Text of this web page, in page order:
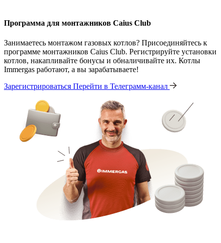
Программа для монтажников Caius Club
Занимаетесь монтажом газовых котлов? Присоединяйтесь к
программе монтажников Caius Club. Регистрируйте установки
котлов, накапливайте бонусы и обналичивайте их. Котлы
Immergas работают, а вы зарабатываете!
Зарегистрироваться Перейти в Телеграмм-канал